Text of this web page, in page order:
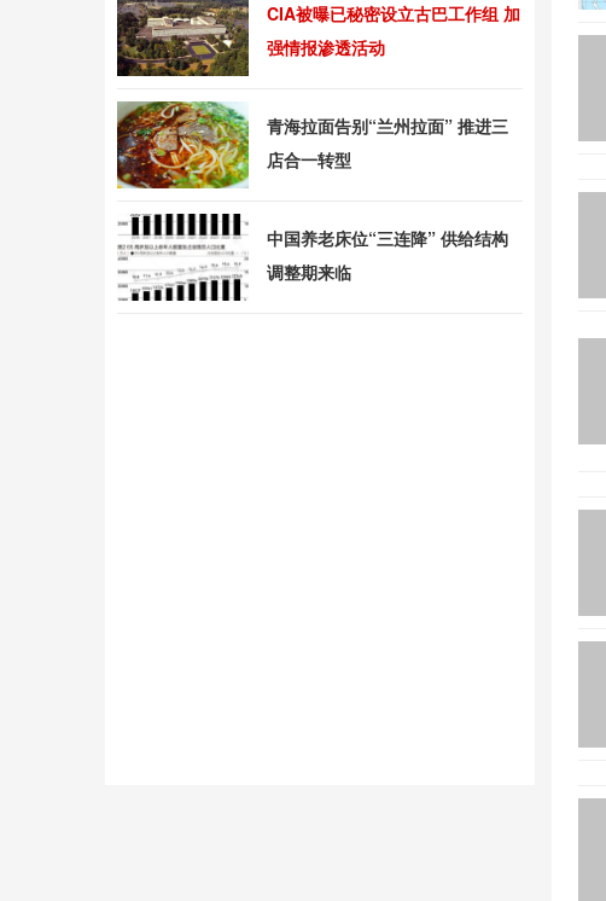
CIA被曝已秘密设立古巴工作组 加
强情报渗透活动
青海拉面告别“兰州拉面” 推进三
店合一转型
中国养老床位“三连降” 供给结构
调整期来临